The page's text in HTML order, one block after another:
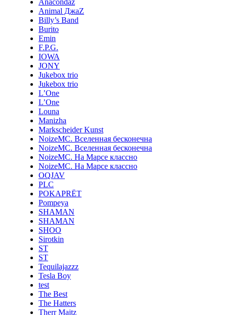
Anacondaz
Animal ДжаZ
Billy’s Band
Burito
Emin
F.P.G.
IOWA
JONY
Jukebox trio
Jukebox trio
L’One
L’One
Louna
Manizha
Markscheider Kunst
NoizeMC. Вселенная бесконечна
NoizeMC. Вселенная бесконечна
NoizeMC. На Марсе классно
NoizeMC. На Марсе классно
OQJAV
PLC
POKAPRЁT
Pompeya
SHAMAN
SHAMAN
SHOO
Sirotkin
ST
ST
Tequilajazzz
Tesla Boy
test
The Best
The Hatters
Therr Maitz